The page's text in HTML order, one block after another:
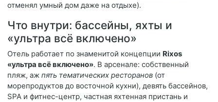
отменял умный дом даже на отдыхе).
Что внутри: бассейны, яхты и
«ультра всё включено»
Отель работает по знаменитой концепции Rixos
«ультра всё включено». В арсенале: собственный
пляж, аж пять тематических ресторанов (от
морепродуктов до восточной кухни), девять бассейнов,
SPA и фитнес-центр, частная яхтенная пристань и